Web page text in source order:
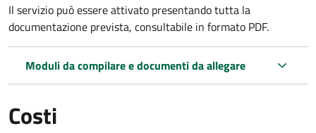
Il servizio può essere attivato presentando tutta la
documentazione prevista, consultabile in formato PDF.
Moduli da compilare e documenti da allegare
Costi